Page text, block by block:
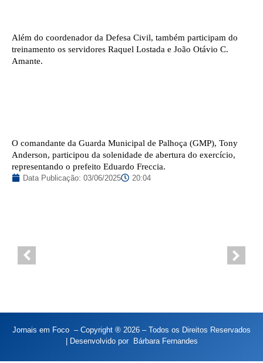
Além do coordenador da Defesa Civil, também participam do
treinamento os servidores Raquel Lostada e João Otávio C.
Amante.
O comandante da Guarda Municipal de Palhoça (GMP), Tony
Anderson, participou da solenidade de abertura do exercício,
representando o prefeito Eduardo Freccia.
Data Publicação: 03/06/2025 20:04
Jornais em Foco – Copyright ® 2026 – Todos os Direitos Reservados
| Desenvolvido por
Bárbara Fernandes